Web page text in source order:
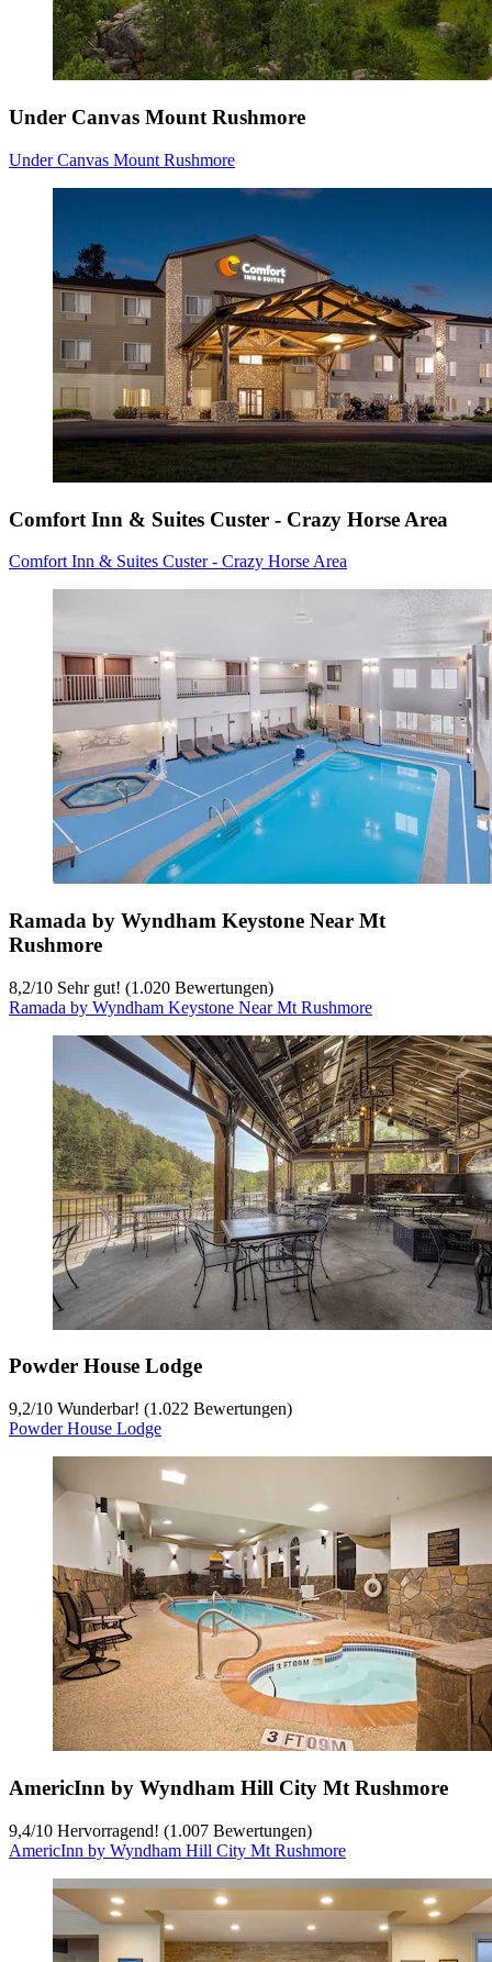
Under Canvas Mount Rushmore
Under Canvas Mount Rushmore
Comfort Inn & Suites Custer - Crazy Horse Area
Comfort Inn & Suites Custer - Crazy Horse Area
Ramada by Wyndham Keystone Near Mt
Rushmore
8,2/10 Sehr gut! (1.020 Bewertungen)
Ramada by Wyndham Keystone Near Mt Rushmore
Powder House Lodge
9,2/10 Wunderbar! (1.022 Bewertungen)
Powder House Lodge
AmericInn by Wyndham Hill City Mt Rushmore
9,4/10 Hervorragend! (1.007 Bewertungen)
AmericInn by Wyndham Hill City Mt Rushmore